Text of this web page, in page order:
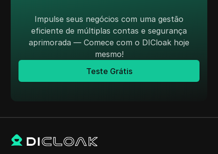
Impulse seus negócios com uma gestão
eficiente de múltiplas contas e segurança
aprimorada — Comece com o DICloak hoje
mesmo!
Teste Grátis